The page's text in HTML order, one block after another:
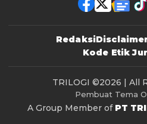
Redaksi
Kode Etik
TRILOGI ©2026 | All
Pembuat Tema
A Group Member of PT